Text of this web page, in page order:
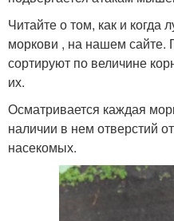
Читайте о том, как и когда
моркови , на нашем сайте.
сортируют по величине
их.
Осматривается каждая
наличии в нем отверстий
насекомых.